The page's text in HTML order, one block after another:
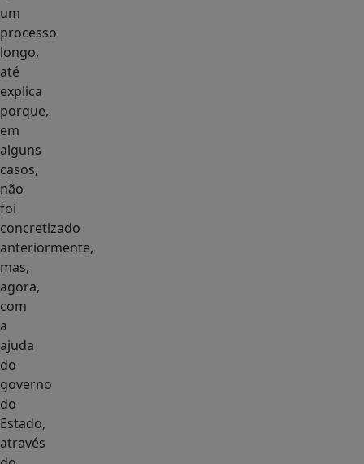
um
processo
longo,
até
explica
porque,
em
alguns
casos,
não
foi
concretizado
anteriormente,
mas,
agora,
com
a
ajuda
do
governo
do
Estado,
através